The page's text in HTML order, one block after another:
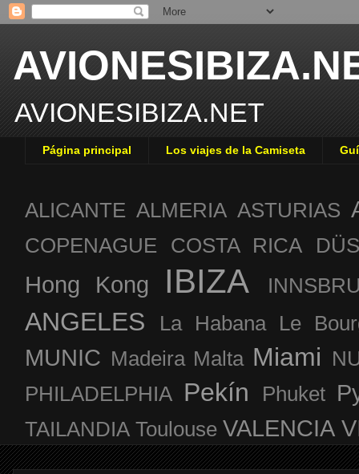
AVIONESIBIZA.NET
Página principal Los viajes de la Camiseta
ALICANTE ALMERIA ASTURIAS
COPENAGUE COSTA RICA
Hong Kong IBIZA
ANGELES La Habana Le
MUNIC Madeira Malta Miami
PHILADELPHIA Pekín Phuket
TAILANDIA Toulouse VALENCIA